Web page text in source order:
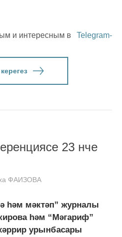
и интересным в
Telegram-
23 нче
ФАИЗОВА
һәм мәктәп” журналы
һәм “Мәгариф”
урынбасары